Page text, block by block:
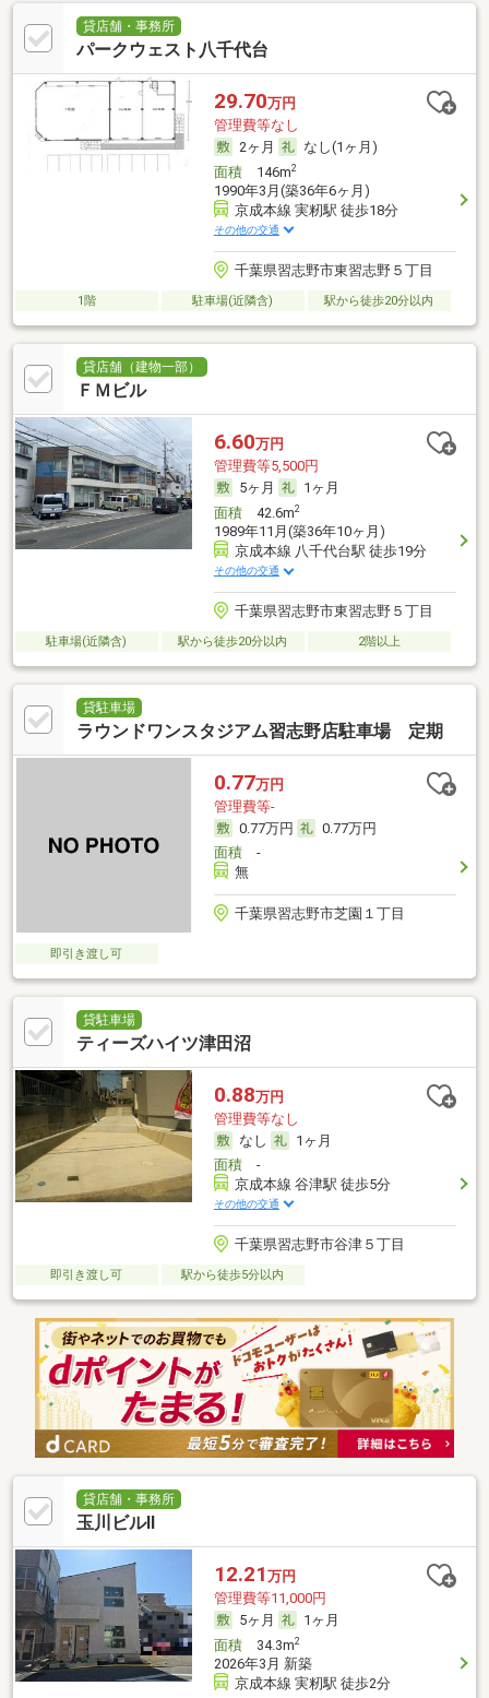
貸店舗・事務所
パークウェスト八千代台
29.70万円
管理費等なし
2ヶ月
なし(1ヶ月)
面積146m2
1990年3月(築36年6ヶ月)
京成本線 実籾駅 徒歩18分
その他の交通
千葉県習志野市東習志野５丁目
1階 駐車場(近隣含) 駅から徒歩20分以内
貸店舗（建物一部）
ＦＭビル
6.60万円
管理費等5,500円
5ヶ月
1ヶ月
面積42.6m2
1989年11月(築36年10ヶ月)
京成本線 八千代台駅 徒歩19分
その他の交通
千葉県習志野市東習志野５丁目
駐車場(近隣含) 駅から徒歩20分以内 2階以上
貸駐車場
ラウンドワンスタジアム習志野店駐車場 定期
0.77万円
管理費等-
0.77万円
0.77万円
面積-
無
千葉県習志野市芝園１丁目
即引き渡し可
貸駐車場
ティーズハイツ津田沼
0.88万円
管理費等なし
なし
1ヶ月
面積-
京成本線 谷津駅 徒歩5分
その他の交通
千葉県習志野市谷津５丁目
即引き渡し可 駅から徒歩5分以内
貸店舗・事務所
玉川ビルⅡ
12.21 万円
管理費等11,000円
5ヶ月
1ヶ月
面積34.3m2
2026年3月 新築
京成本線 実籾駅 徒歩2分